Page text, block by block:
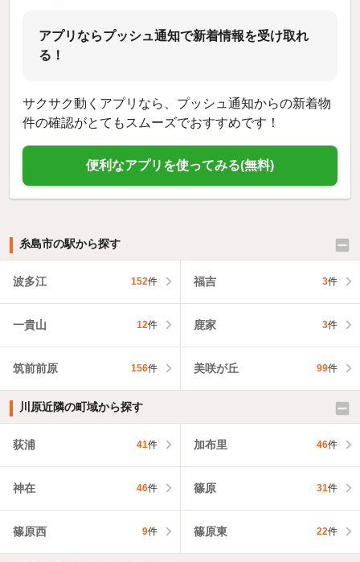
アプリならプッシュ通知で新着情報を受け取れ
る！
サクサク動くアプリなら、プッシュ通知からの新着物
件の確認がとてもスムーズでおすすめです！
便利なアプリを使ってみる(無料)
糸島市の駅から探す
波多江 152件 福吉 3件
一貴山 12件 鹿家 3件
筑前前原 156件 美咲が丘 99件
川原近隣の町域から探す
荻浦 41件 加布里 46件
神在 46件 篠原 31件
篠原西 9件 篠原東 22件